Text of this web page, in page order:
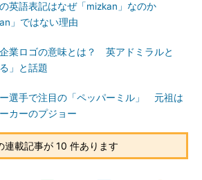
英語表記はなぜ「mizkan」なのか
」ではない理由
業ロゴの意味とは？ 英アドミラルと
」と話題
選手で注目の「ペッパーミル」 元祖は
カーのプジョー
連載記事が 10 件あります